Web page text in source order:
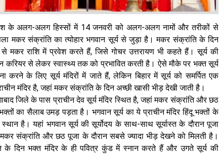
के अलग-अलग हिस्सों में 14 जनवरी को अलग-अलग नामों और तरीकों से
मकर संक्रांति का त्योहार भगवान सूर्य से जुड़ा है। मकर संक्रांति के दिन
से मकर राशि में प्रवेश करते हैं, जिसे गोचर उत्तरायण भी कहते हैं। सूर्य की
करियर से लेकर स्वास्थ्य तक को प्रभावित करती है। ऐसे मौके पर भक्त सूर्य
करने के लिए सूर्य मंदिरों में जाते हैं, लेकिन बिहार में सूर्य को समर्पित एक
मंदिर है, जहां मकर संक्रांति के दिन अच्छी खासी भीड़ देखी जाती है।
जिले के पास प्राचीन देव सूर्य मंदिर स्थित है, जहां मकर संक्रांति और छठ
का सैलाब उमड़ पड़ता है। भगवान सूर्य का ये प्राचीन मंदिर हिंदू भक्तों के
स्थान है। यहां भगवान सूर्य की सूर्योदय के साथ-साथ सूर्यास्त के दौरान पूजा
संक्रांति और छठ पूजा के दौरान सबसे ज्यादा भीड़ देखने को मिलती है।
के दिन भक्त मंदिर के ही पवित्र कुंड में स्नान करते हैं और उगते सूर्य की